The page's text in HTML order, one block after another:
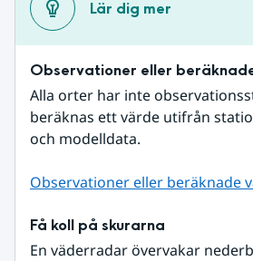
Lär dig mer
Observationer eller
Alla orter har inte
beräknas ett värde utifrån
och modelldata.
Observationer eller beräknade
Få koll på skurarna
En väderradar övervakar